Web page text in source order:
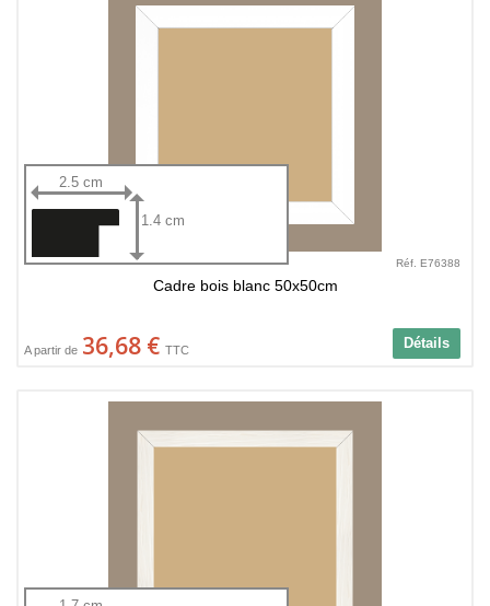
2.5 cm
1.4 cm
Réf. E76388
Cadre bois blanc 50x50cm
Détails
A partir de 36,68 € TTC